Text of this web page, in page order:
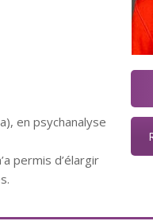
en psychanalyse
permis d’élargir